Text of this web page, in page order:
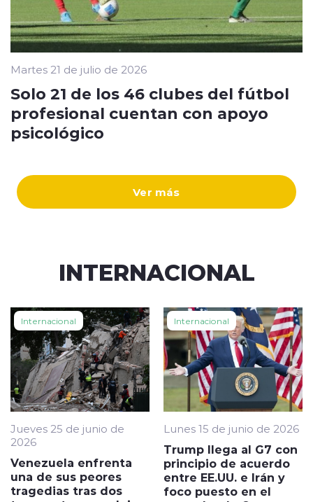
Ver más
Martes 21 de julio de 2026
Solo 21 de los 46 clubes del fútbol
profesional cuentan con apoyo
psicológico
INTERNACIONAL
Internacional
Jueves 25 de junio de
2026
Venezuela enfrenta
una de sus peores
tragedias tras dos
Internacional
Lunes 15 de junio de 2026
Trump llega al G7 con
principio de acuerdo
entre EE.UU. e Irán y
foco puesto en el